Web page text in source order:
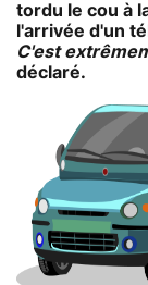
tordu le cou à
l'arrivée d'un
C'est
déclaré.